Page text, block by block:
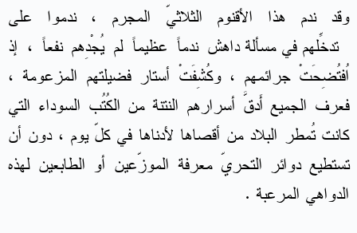
وقد ندم هذا الأقنوم الثلاثيّ المجرم ، ندموا على
تدخّلهم في مسألة داهِش ندماً عظيماً لم يُجْدِهم نفعاً ، إذ
اُفتُضِحَتْ جرائمهم ، وكُشِفَتْ أستار فضيلتهم المزعومة ،
فعرف الجميع أَدقَّ أسرارهم النتنة من الكُتُب السوداء التي
كانت تُمطر البلاد من أقصاها لأدناها في كلّ يوم ، دون أن
تستطيع دوائر التحريّ معرفة الموزّعين أو الطابعين لهذه
الدواهي المرعبة .